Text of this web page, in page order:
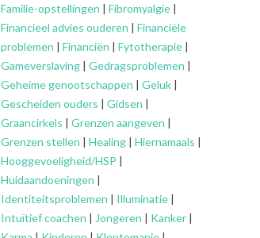
Familie-opstellingen | Fibromyalgie |
Financieel advies ouderen | Financiële
problemen | Financiën | Fytotherapie |
Gameverslaving | Gedragsproblemen |
Geheime genootschappen | Geluk |
Gescheiden ouders | Gidsen |
Graancirkels | Grenzen aangeven |
Grenzen stellen | Healing | Hiernamaals |
Hooggevoeligheid/HSP |
Huidaandoeningen |
Identiteitsproblemen | Illuminatie |
Intuïtief coachen | Jongeren | Kanker |